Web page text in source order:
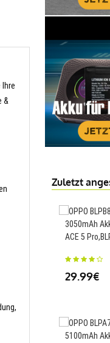
&
Zuletzt
3050mAh
ACE 5
29.99€
5100mAh